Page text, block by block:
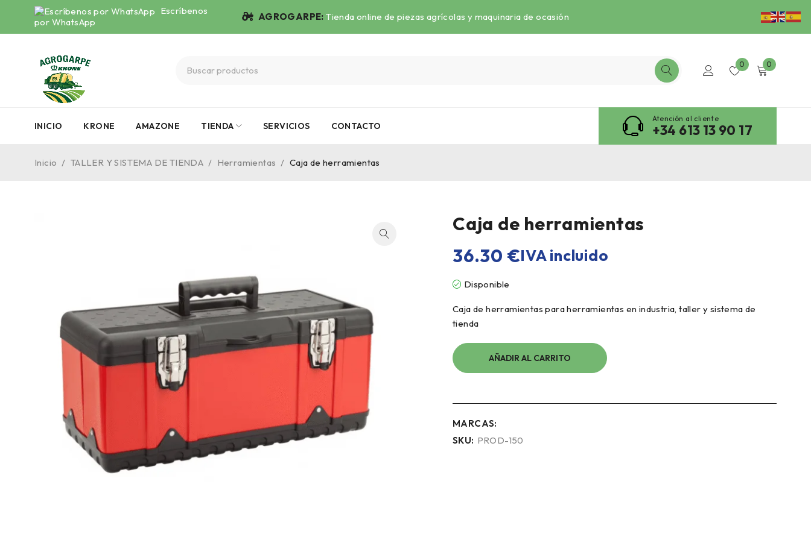
Escríbenos
por WhatsApp
AGROGARPE: Tienda online de piezas agrícolas y maquinaria de ocasión
0 0
INICIO KRONE AMAZONE TIENDA SERVICIOS CONTACTO
Atención al cliente
+34 613 13 90 17
Inicio / TALLER Y SISTEMA DE TIENDA / Herramientas / Caja de herramientas
Caja de herramientas
36.30 €IVA incluido
Disponible
Caja de herramientas para herramientas en industria, taller y sistema de
tienda
AÑADIR AL CARRITO
MARCAS:
SKU: PROD-150